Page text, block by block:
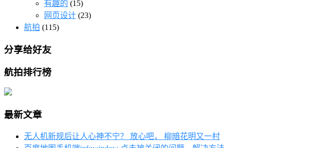
有趣的 (15)
网页设计 (23)
航拍 (115)
分享给好友
航拍排行榜
最新文章
无人机新规后让人心神不宁？ 放心吧， 柳暗花明又一村